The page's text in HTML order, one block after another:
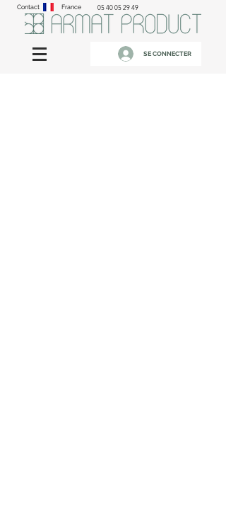
Contact France 05 40 05 29 49
SE CONNECTER